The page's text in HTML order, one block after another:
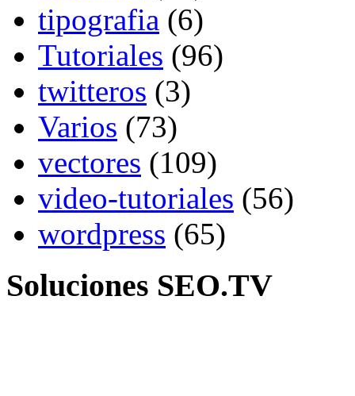
tipografia (6)
Tutoriales (96)
twitteros (3)
Varios (73)
vectores (109)
video-tutoriales (56)
wordpress (65)
Soluciones SEO.TV